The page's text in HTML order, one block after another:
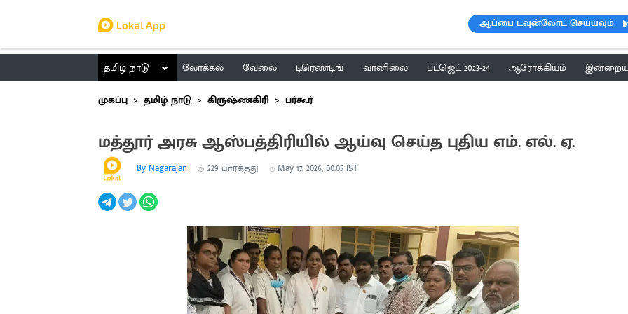
ஆப்பை டவுன்லோட் செய்யவும்
தமிழ் நாடு லோக்கல் வேலை டிரெண்டிங் வானிலை பட்ஜெட் 2023-24 ஆரோக்கியம் இன்றைய
முகப்பு
தமிழ் நாடு கிருஷ்ணகிரி பர்கூர்
மத்தூர் அரசு ஆஸ்பத்திரியில் ஆய்வு செய்த புதிய எம். எல். ஏ.
By Nagarajan 229 பார்த்தது May 17, 2026, 00:05 IST